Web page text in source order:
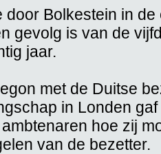
door Bolkestein in
gevolg is van de
jaar.
met de Duitse
in Londen
hoe zij
van de bezetter.